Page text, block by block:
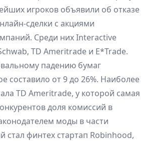
игроков объявили об отказе
сделки с акциями
Среди них Interactive
TD Ameritrade и E*Trade.
падению бумаг
составило от 9 до 26%. Наиболее
TD Ameritrade, у которой самая
доля комиссий в
моды в части
стал финтех стартап Robinhood,